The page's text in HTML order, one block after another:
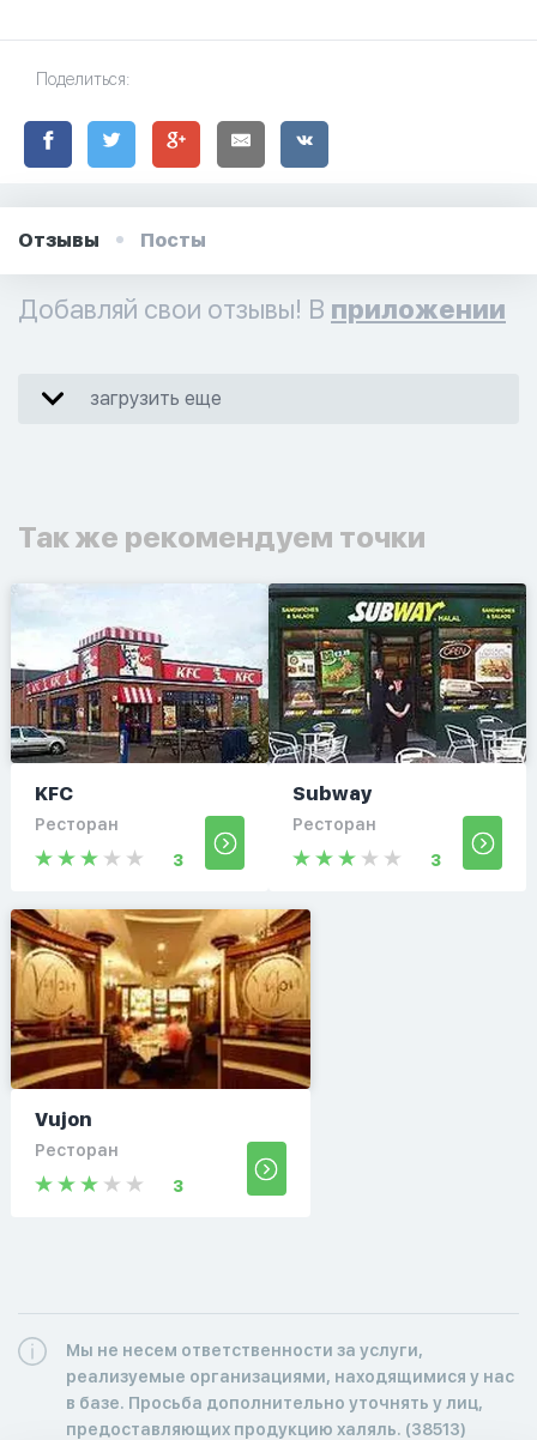
Поделиться:
Отзывы Посты
Добавляй свои отзывы! В приложении
загрузить еще
Так же рекомендуем точки
KFC
Ресторан
3
Subway
Ресторан
3
Vujon
Ресторан
3
Мы не несем ответственности за услуги,
реализуемые организациями, находящимися у нас
в базе. Просьба дополнительно уточнять у лиц,
предоставляющих продукцию халяль. (38513)